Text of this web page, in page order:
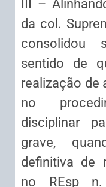
III –
da col.
consolidou
sentido de
realização de
no
disciplinar
grave,
definitiva de
no REsp n.